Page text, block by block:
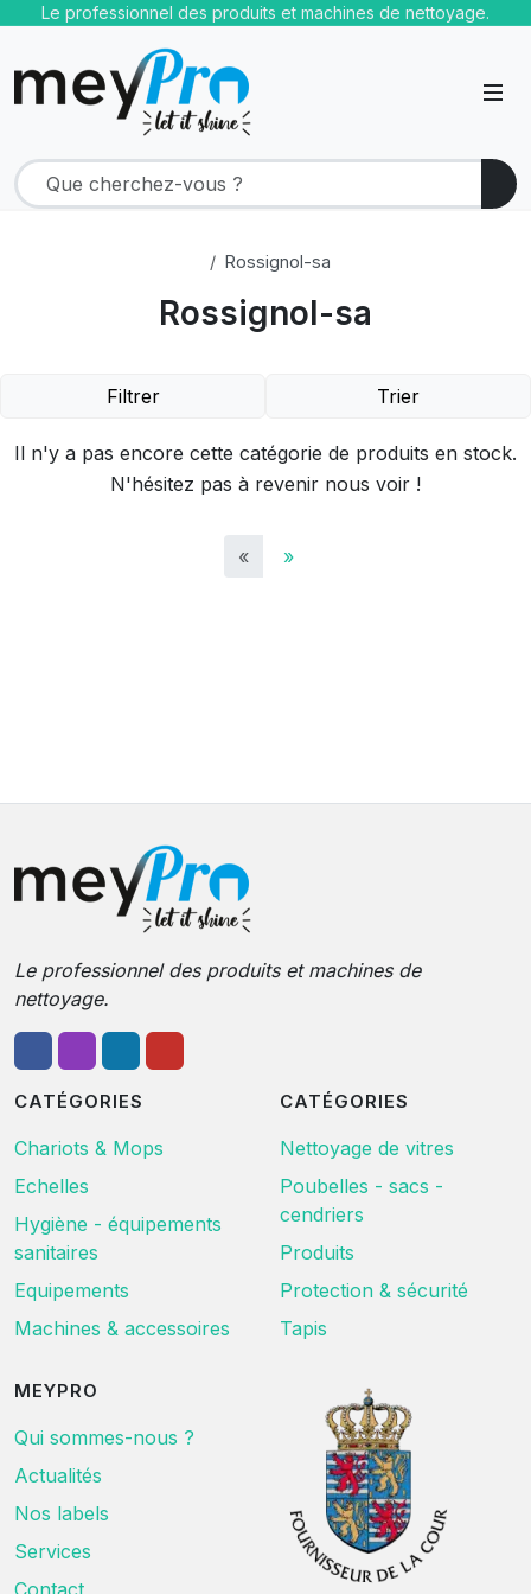
Le professionnel des produits et machines de nettoyage.
Rossignol-sa
Rossignol-sa
Filtrer Trier
Il n'y a pas encore cette catégorie de produits en stock.
N'hésitez pas à revenir nous voir !
« »
Le professionnel des produits et machines de
nettoyage.
CATÉGORIES
Chariots & Mops
Echelles
Hygiène - équipements
sanitaires
Equipements
Machines & accessoires
CATÉGORIES
Nettoyage de vitres
Poubelles - sacs -
cendriers
Produits
Protection & sécurité
Tapis
MEYPRO
Qui sommes-nous ?
Actualités
Nos labels
Services
Contact